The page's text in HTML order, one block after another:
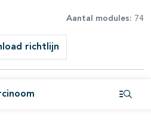
Aantal modules: 74
richtlijn